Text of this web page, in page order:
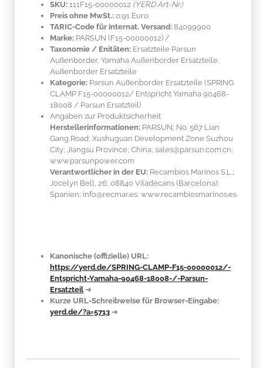
SKU: 111F15-00000012 (YERD Art-Nr.)
Preis ohne MwSt.: 0.91 Euro
TARIC-Code für internat. Versand: 84099900
Marke: PARSUN (F15-00000012) /
Taxonomie / Enitäten: Ersatzteile Parsun
Außenborder, Yamaha Außenborder Ersatzteile,
Außenborder Ersatzteile
Kategorie: Parsun Außenborder Ersatzteile (SPRING
CLAMP F15-00000012/ Entspricht Yamaha 90468-
18008 / Parsun Ersatzteil)
Angaben zur Produktsicherheit
Herstellerinformationen: PARSUN; No. 567 Lian
Gang Road; Xushuguan Development Zone Suzhou
City; Jiangsu Province; China; sales@parsun.com.cn;
www.parsunpower.com
Verantwortlicher in der EU: Recambios Marinos S.L.;
Jocelyn Bell, 26; 08840 Viladecans (Barcelona);
Spanien; info@recmar.es; www.recambiosmarinos.es
Kanonische (offizielle) URL:
https://yerd.de/SPRING-CLAMP-F15-00000012/-
Entspricht-Yamaha-90468-18008-/-Parsun-
Ersatzteil ➔
Kurze URL-Schreibweise für Browser-Eingabe:
yerd.de/?a=5713 ➔